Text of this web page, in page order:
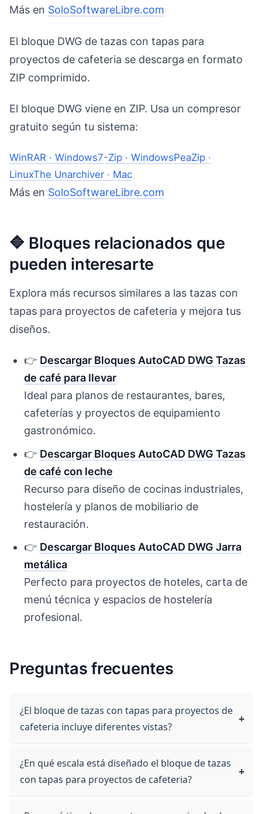
Más en SoloSoftwareLibre.com
El bloque DWG de tazas con tapas para
proyectos de cafeteria se descarga en formato
ZIP comprimido.
El bloque DWG viene en ZIP. Usa un compresor
gratuito según tu sistema:
WinRAR · Windows7-Zip · WindowsPeaZip ·
LinuxThe Unarchiver · Mac
Más en SoloSoftwareLibre.com
🔷 Bloques relacionados que
pueden interesarte
Explora más recursos similares a las tazas con
tapas para proyectos de cafeteria y mejora tus
diseños.
👉 Descargar Bloques AutoCAD DWG Tazas
de café para llevar
Ideal para planos de restaurantes, bares,
cafeterías y proyectos de equipamiento
gastronómico.
👉 Descargar Bloques AutoCAD DWG Tazas
de café con leche
Recurso para diseño de cocinas industriales,
hostelería y planos de mobiliario de
restauración.
👉 Descargar Bloques AutoCAD DWG Jarra
metálica
Perfecto para proyectos de hoteles, carta de
menú técnica y espacios de hostelería
profesional.
Preguntas frecuentes
¿El bloque de tazas con tapas para proyectos de
cafeteria incluye diferentes vistas?
¿En qué escala está diseñado el bloque de tazas
con tapas para proyectos de cafeteria?